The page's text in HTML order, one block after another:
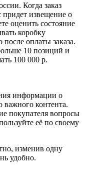
Когда заказ
придет извещение о
оценить состояние
коробку
оплаты заказа.
10 позиций и
100 000 р.
информации о
важного контента.
покупателя вопросы
её по своему
изменив одну
удобно.